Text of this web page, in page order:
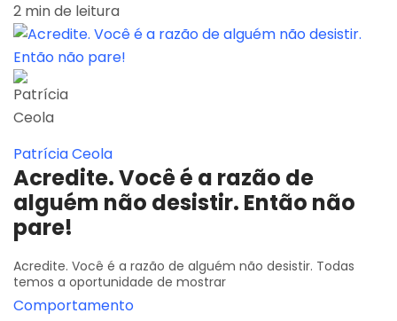
2 min de leitura
Patrícia Ceola
Acredite. Você é a razão de
alguém não desistir. Então não
pare!
Acredite. Você é a razão de alguém não desistir. Todas
temos a oportunidade de mostrar
Comportamento